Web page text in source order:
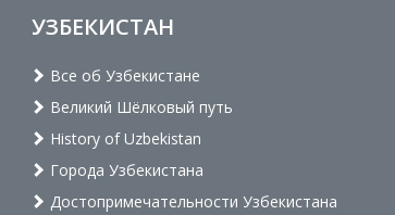
УЗБЕКИСТАН
Все об Узбекистане
Великий Шёлковый путь
History of Uzbekistan
Города Узбекистана
Достопримечательности Узбекистана